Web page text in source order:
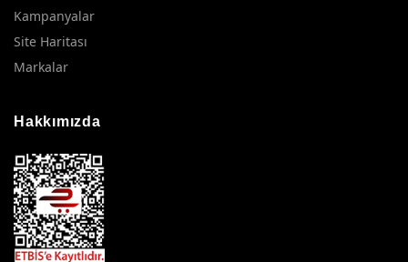
Kampanyalar
Site Haritası
Markalar
Hakkımızda